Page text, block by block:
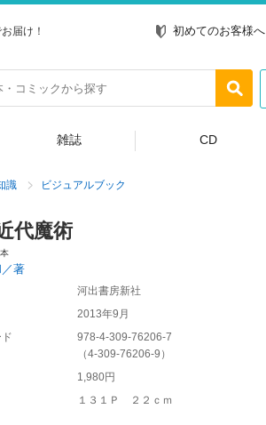
届け！ 初めてのお客様へ
雑誌 CD
識 ビジュアルブック
代魔術
著
河出書房新社
2013年9月
978-4-309-76206-7
（4-309-76206-9 ）
1,980円
１３１Ｐ ２２ｃｍ